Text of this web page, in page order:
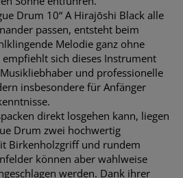
Drum 10“ A Hirajōshi Black alle
passen, entsteht beim
Melodie ganz ohne
empfiehlt sich dieses Instrument
und professionelle
insbesondere für Anfänger
direkt losgehen kann, liegen
Drum zwei hochwertig
Birkenholzgriff und rundem
können aber wahlweise
werden. Dank ihrer